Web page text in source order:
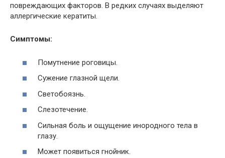
повреждающих факторов. В редких случаях выделяют
аллергические кератиты.
Симптомы:
Помутнение роговицы.
Сужение глазной щели.
Светобоязнь.
Слезотечение.
Сильная боль и ощущение инородного тела в
глазу.
Может появиться гнойник.